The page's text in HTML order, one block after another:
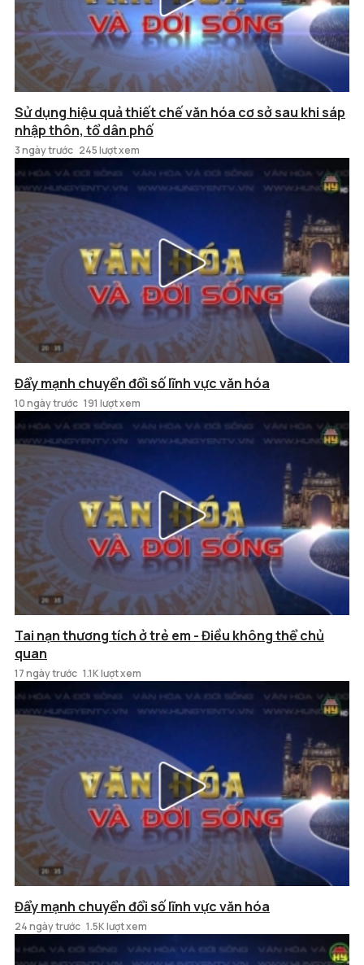
Sử dụng hiệu quả thiết chế văn hóa cơ sở sau khi sáp
nhập thôn, tổ dân phố
3 ngày trước 245 lượt xem
Đẩy mạnh chuyển đổi số lĩnh vực văn hóa
10 ngày trước 191 lượt xem
Tai nạn thương tích ở trẻ em - Điều không thể chủ
quan
17 ngày trước 1.1K lượt xem
Đẩy mạnh chuyển đổi số lĩnh vực văn hóa
24 ngày trước 1.5K lượt xem